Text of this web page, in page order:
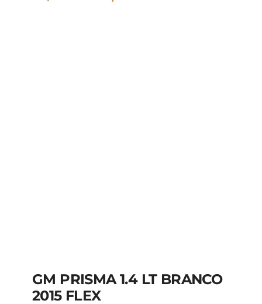
GM PRISMA 1.4 LT BRANCO
2015 FLEX